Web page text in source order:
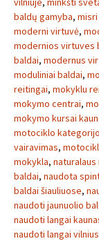
baldų gamyba,
moderni virtuvė,
modernios virtuves
baldai, modernus
moduliniai baldai,
reitingai, mokyklu
mokymo centrai,
mokymo kursai
motociklo
vairavimas,
mokykla,
baldai, naudota
baldai šiauliuose,
naudoti jaunuolio
naudoti langai
naudoti langai vilnius